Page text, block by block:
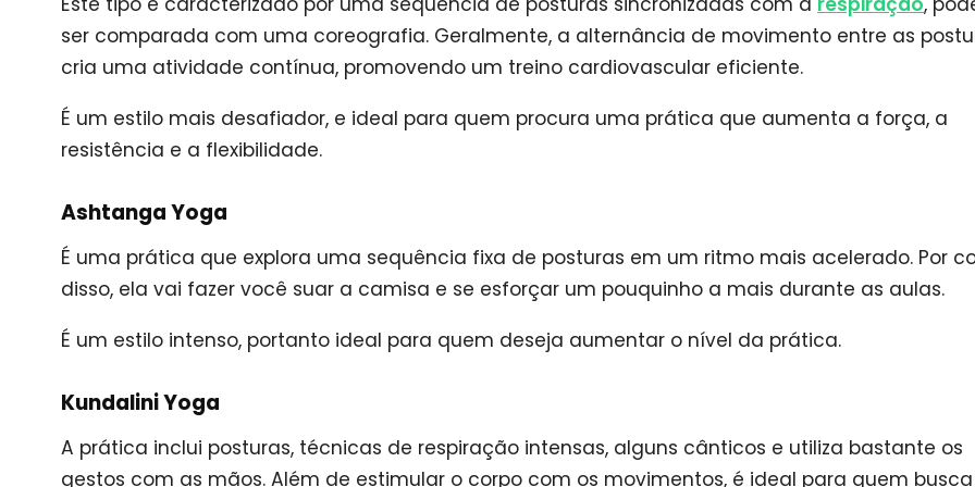
ser comparada com uma coreografia. Geralmente, a alternância de movimento entre as
cria uma atividade contínua, promovendo um treino cardiovascular eficiente.
É um estilo mais desafiador, e ideal para quem procura uma prática que aumenta a força, a
resistência e a flexibilidade.
Ashtanga Yoga
É uma prática que explora uma sequência fixa de posturas em um ritmo mais acelerado. Por
disso, ela vai fazer você suar a camisa e se esforçar um pouquinho a mais durante as aulas.
É um estilo intenso, portanto ideal para quem deseja aumentar o nível da prática.
Kundalini Yoga
A prática inclui posturas, técnicas de respiração intensas, alguns cânticos e utiliza bastante os
gestos com as mãos. Além de estimular o corpo com os movimentos, é ideal para quem busca